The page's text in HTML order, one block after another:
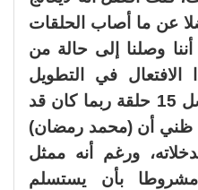
عن ما أصاب الحلقات
وصلنا إلى حالة من
الافتعال في التطويل
المتعمد، ولو كان المسلسل 15 حلقة ربما كان قد
ظني أن (محمد رمضان)
ورغم أنه ممثل
بأن يستسلم